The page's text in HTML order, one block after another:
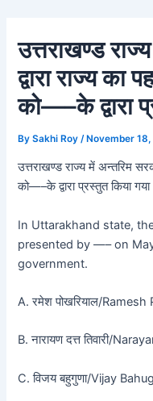
content
उत्तराखण्ड
द्वारा राज्य
को—–के द्वारा
BySakhi Roy /November
उत्तराखण्ड राज्य में अन्तरिम
को—–के द्वारा प्रस्तुत किया
In Uttarakhand state,
presented by —– on
government.
A. रमेश पोखरियाल/
B. नारायण दत्त तिवारी/
C. विजय बहुगुणा/Vijay